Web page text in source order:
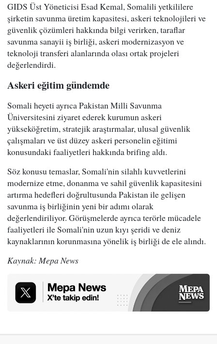
GIDS Üst Yöneticisi Esad Kemal, Somalili yetkililere
şirketin savunma üretim kapasitesi, askeri teknolojileri ve
güvenlik çözümleri hakkında bilgi verirken, taraflar
savunma sanayii iş birliği, askeri modernizasyon ve
teknoloji transferi alanlarında olası ortak projeleri
değerlendirdi.
Askeri eğitim gündemde
Somali heyeti ayrıca Pakistan Milli Savunma
Üniversitesini ziyaret ederek kurumun askeri
yükseköğretim, stratejik araştırmalar, ulusal güvenlik
çalışmaları ve üst düzey askeri personelin eğitimi
konusundaki faaliyetleri hakkında brifing aldı.
Söz konusu temaslar, Somali'nin silahlı kuvvetlerini
modernize etme, donanma ve sahil güvenlik kapasitesini
artırma hedefleri doğrultusunda Pakistan ile gelişen
savunma iş birliğinin yeni bir adımı olarak
değerlendiriliyor. Görüşmelerde ayrıca terörle mücadele
faaliyetleri ile Somali'nin uzun kıyı şeridi ve deniz
kaynaklarının korunmasına yönelik iş birliği de ele alındı.
Kaynak: Mepa News